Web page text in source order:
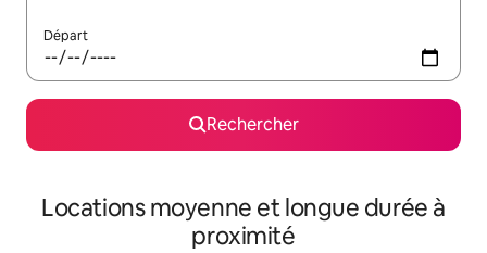
Départ
Rechercher
Locations moyenne et longue durée à
proximité